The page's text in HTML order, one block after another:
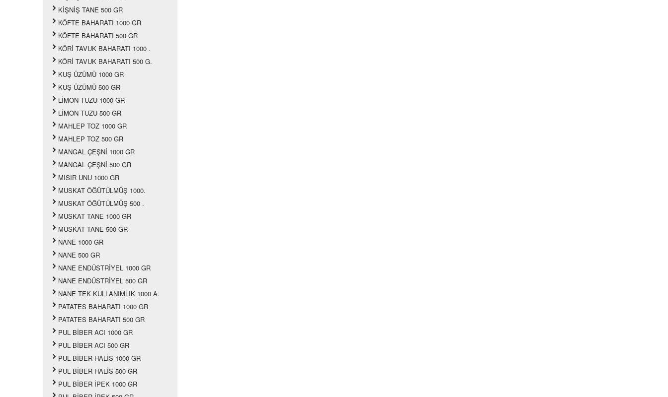
KİŞNİŞ TANE 500 GR
KÖFTE BAHARATI 1000 GR
KÖFTE BAHARATI 500 GR
KÖRİ TAVUK BAHARATI 1000 .
KÖRİ TAVUK BAHARATI 500 G.
KUŞ ÜZÜMÜ 1000 GR
KUŞ ÜZÜMÜ 500 GR
LİMON TUZU 1000 GR
LİMON TUZU 500 GR
MAHLEP TOZ 1000 GR
MAHLEP TOZ 500 GR
MANGAL ÇEŞNİ 1000 GR
MANGAL ÇEŞNİ 500 GR
MISIR UNU 1000 GR
MUSKAT ÖĞÜTÜLMÜŞ 1000.
MUSKAT ÖĞÜTÜLMÜŞ 500 .
MUSKAT TANE 1000 GR
MUSKAT TANE 500 GR
NANE 1000 GR
NANE 500 GR
NANE ENDÜSTRİYEL 1000 GR
NANE ENDÜSTRİYEL 500 GR
NANE TEK KULLANIMLIK 1000 A.
PATATES BAHARATI 1000 GR
PATATES BAHARATI 500 GR
PUL BİBER ACI 1000 GR
PUL BİBER ACI 500 GR
PUL BİBER HALİS 1000 GR
PUL BİBER HALİS 500 GR
PUL BİBER İPEK 1000 GR